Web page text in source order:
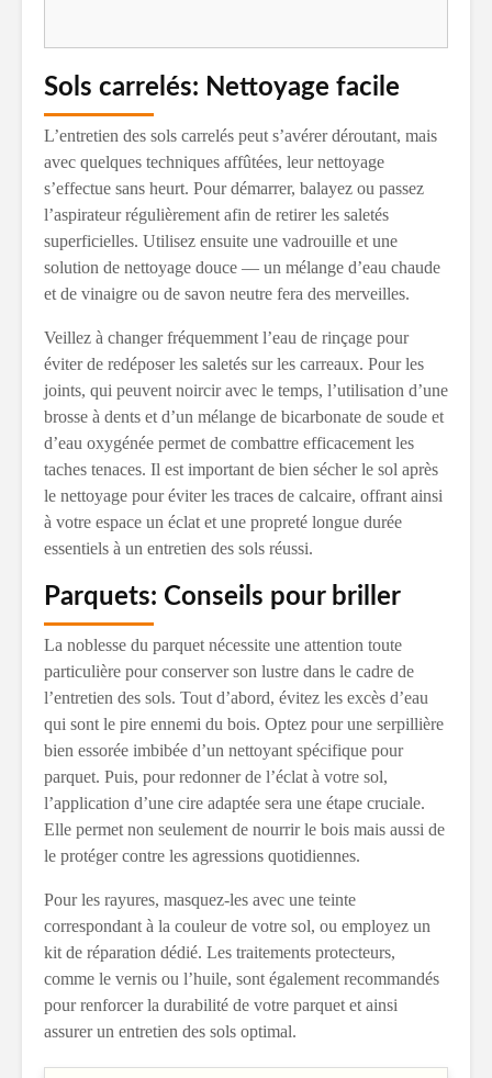
Sols carrelés: Nettoyage facile
L’entretien des sols carrelés peut s’avérer déroutant, mais
avec quelques techniques affûtées, leur nettoyage
s’effectue sans heurt. Pour démarrer, balayez ou passez
l’aspirateur régulièrement afin de retirer les saletés
superficielles. Utilisez ensuite une vadrouille et une
solution de nettoyage douce — un mélange d’eau chaude
et de vinaigre ou de savon neutre fera des merveilles.
Veillez à changer fréquemment l’eau de rinçage pour
éviter de redéposer les saletés sur les carreaux. Pour les
joints, qui peuvent noircir avec le temps, l’utilisation d’une
brosse à dents et d’un mélange de bicarbonate de soude et
d’eau oxygénée permet de combattre efficacement les
taches tenaces. Il est important de bien sécher le sol après
le nettoyage pour éviter les traces de calcaire, offrant ainsi
à votre espace un éclat et une propreté longue durée
essentiels à un entretien des sols réussi.
Parquets: Conseils pour briller
La noblesse du parquet nécessite une attention toute
particulière pour conserver son lustre dans le cadre de
l’entretien des sols. Tout d’abord, évitez les excès d’eau
qui sont le pire ennemi du bois. Optez pour une serpillière
bien essorée imbibée d’un nettoyant spécifique pour
parquet. Puis, pour redonner de l’éclat à votre sol,
l’application d’une cire adaptée sera une étape cruciale.
Elle permet non seulement de nourrir le bois mais aussi de
le protéger contre les agressions quotidiennes.
Pour les rayures, masquez-les avec une teinte
correspondant à la couleur de votre sol, ou employez un
kit de réparation dédié. Les traitements protecteurs,
comme le vernis ou l’huile, sont également recommandés
pour renforcer la durabilité de votre parquet et ainsi
assurer un entretien des sols optimal.